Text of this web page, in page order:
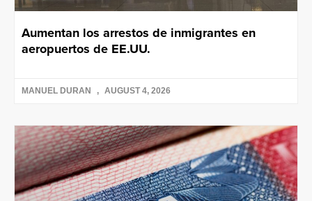
Aumentan los arrestos de inmigrantes en
aeropuertos de EE.UU.
MANUEL DURAN AUGUST 4, 2026